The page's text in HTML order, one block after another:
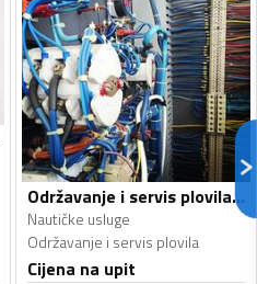
Održavanje i servis plovila - Nautičke usluge
Nautičke usluge
Održavanje i servis plovila
Cijena na upit